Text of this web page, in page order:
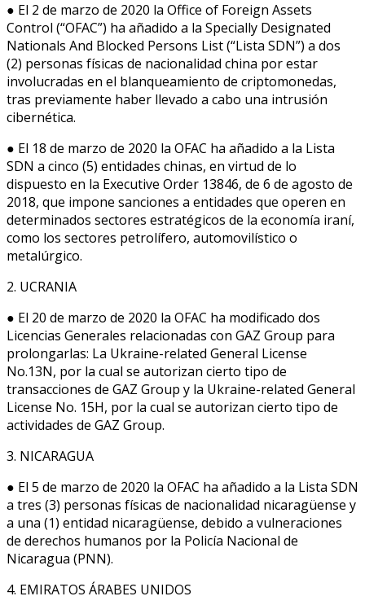
● El 2 de marzo de 2020 la Office of Foreign Assets
Control (“OFAC”) ha añadido a la Specially Designated
Nationals And Blocked Persons List (“Lista SDN”) a dos
(2) personas físicas de nacionalidad china por estar
involucradas en el blanqueamiento de criptomonedas,
tras previamente haber llevado a cabo una intrusión
cibernética.
● El 18 de marzo de 2020 la OFAC ha añadido a la Lista
SDN a cinco (5) entidades chinas, en virtud de lo
dispuesto en la Executive Order 13846, de 6 de agosto de
2018, que impone sanciones a entidades que operen en
determinados sectores estratégicos de la economía iraní,
como los sectores petrolífero, automovilístico o
metalúrgico.
2. UCRANIA
● El 20 de marzo de 2020 la OFAC ha modificado dos
Licencias Generales relacionadas con GAZ Group para
prolongarlas: La Ukraine-related General License
No.13N, por la cual se autorizan cierto tipo de
transacciones de GAZ Group y la Ukraine-related General
License No. 15H, por la cual se autorizan cierto tipo de
actividades de GAZ Group.
3. NICARAGUA
● El 5 de marzo de 2020 la OFAC ha añadido a la Lista SDN
a tres (3) personas físicas de nacionalidad nicaragüense y
a una (1) entidad nicaragüense, debido a vulneraciones
de derechos humanos por la Policía Nacional de
Nicaragua (PNN).
4. EMIRATOS ÁRABES UNIDOS